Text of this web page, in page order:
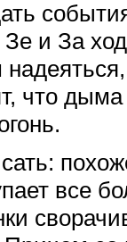
и За
что
все